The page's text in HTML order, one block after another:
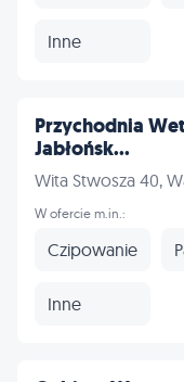
Inne
Przychodnia
Jabłońsk...
Wita Stwosza 40,
W ofercie m.in.:
Czipowanie
Inne